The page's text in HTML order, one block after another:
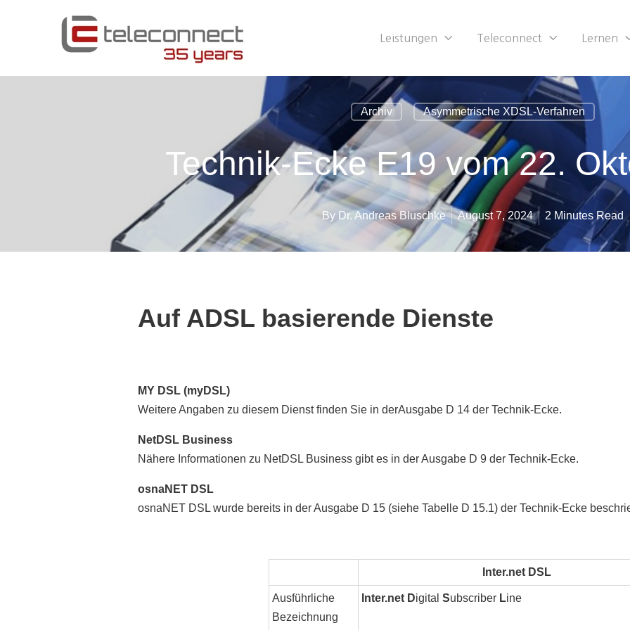
Leistungen Teleconnect Lernen
Archiv Asymmetrische XDSL-Verfahren
Technik-Ecke E19 vom 22.
By Dr. Andreas Bluschke August 7, 2024 2 Minutes Read
Auf ADSL basierende Dienste
MY DSL (myDSL)
Weitere Angaben zu diesem Dienst finden Sie in derAusgabe D 14 der Technik-Ecke.
NetDSL Business
Nähere Informationen zu NetDSL Business gibt es in der Ausgabe D 9 der Technik-Ecke.
osnaNET DSL
osnaNET DSL wurde bereits in der Ausgabe D 15 (siehe Tabelle D 15.1) der Technik-Ecke
Inter.net DSL
Ausführliche
Bezeichnung
Inter.net Digital Subscriber Line